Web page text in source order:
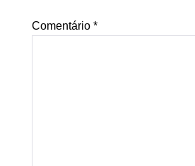
Comentário *